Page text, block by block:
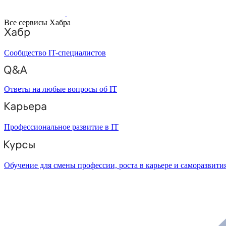
Все сервисы Хабра
Сообщество IT-специалистов
Ответы на любые вопросы об IT
Профессиональное развитие в IT
Обучение для смены профессии, роста в карьере и